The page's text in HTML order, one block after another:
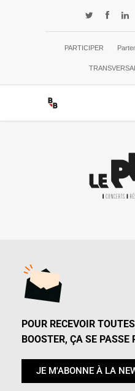
PARTICIPER
POUR RECEVOIR
BOOSTER, ÇA SE PASSE
JE M'ABONNE À LA